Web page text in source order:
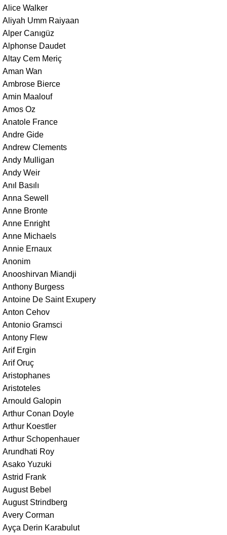
Alice Walker
Aliyah Umm Raiyaan
Alper Canıgüz
Alphonse Daudet
Altay Cem Meriç
Aman Wan
Ambrose Bierce
Amin Maalouf
Amos Oz
Anatole France
Andre Gide
Andrew Clements
Andy Mulligan
Andy Weir
Anıl Basılı
Anna Sewell
Anne Bronte
Anne Enright
Anne Michaels
Annie Ernaux
Anonim
Anooshirvan Miandji
Anthony Burgess
Antoine De Saint Exupery
Anton Cehov
Antonio Gramsci
Antony Flew
Arif Ergin
Arif Oruç
Aristophanes
Aristoteles
Arnould Galopin
Arthur Conan Doyle
Arthur Koestler
Arthur Schopenhauer
Arundhati Roy
Asako Yuzuki
Astrid Frank
August Bebel
August Strindberg
Avery Corman
Ayça Derin Karabulut